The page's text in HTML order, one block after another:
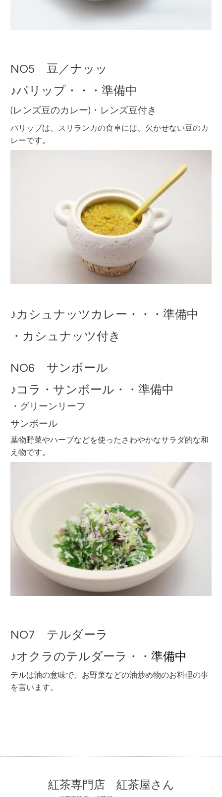
NO5 豆／ナッッ
♪パリップ・・・準備中
(レンズ豆のカレー) ・レンズ豆付き
パリップは、スリランカの食卓には、欠かせない豆のカ
レーです。
♪カシュナッツカレー・・・準備中
・カシュナッツ付き
NO6 サンボール
♪コラ・サンボール・・準備中
・グリーンリーフ
サンボール
葉物野菜やハーブなどを使ったさわやかなサラダ的な和
え物です。
NO7 テルダーラ
♪オクラのテルダーラ・・ 準備中
テルは油の意味で、お野菜などの油炒め物のお料理の事
を言います。
紅茶専門店 紅茶屋さん